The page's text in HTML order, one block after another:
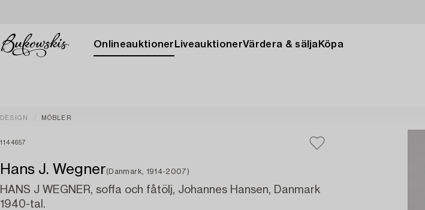
Onlineauktioner LiveauktionerVärdera & sälja Köpa
DESIGN MÖBLER
1144657
Hans J. Wegner(Danmark, 1914-2007)
HANS J WEGNER, soffa och fåtölj, Johannes Hansen, Danmark
1940-tal.